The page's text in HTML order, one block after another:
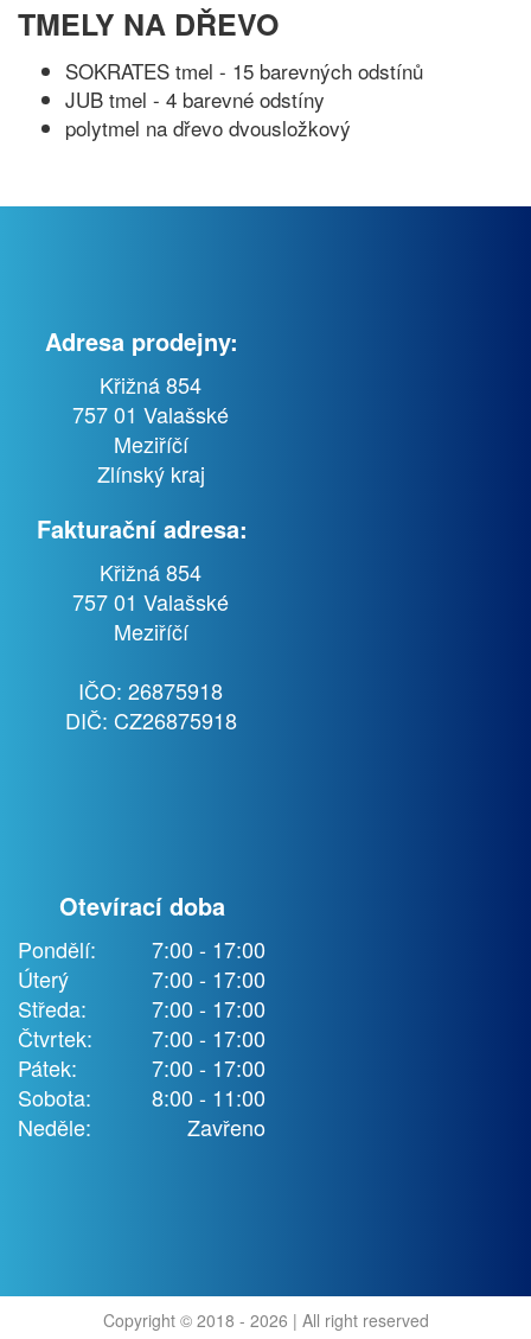
TMELY NA DŘEVO
SOKRATES tmel - 15 barevných odstínů
JUB tmel - 4 barevné odstíny
polytmel na dřevo dvousložkový
Adresa prodejny:
Křižná 854
757 01 Valašské
Meziříčí
Zlínský kraj
Fakturační adresa:
Křižná 854
757 01 Valašské
Meziříčí
IČO: 26875918
DIČ: CZ26875918
Otevírací doba
Pondělí:
7:00 - 17:00
Úterý
7:00 - 17:00
Středa:
7:00 - 17:00
Čtvrtek:
7:00 - 17:00
Pátek:
7:00 - 17:00
Sobota:
8:00 - 11:00
Neděle:
Zavřeno
Copyright © 2018 - 2026 | All right reserved